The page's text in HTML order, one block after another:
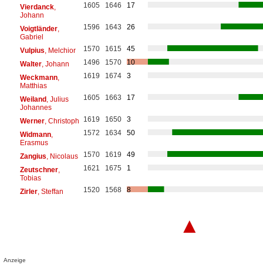
Vierdanck,
Johann
1605 1646 17
Voigtländer,
Gabriel
1596 1643 26
Vulpius , Melchior 1570 1615
45
Walter, Johann 1496 1570
10
Weckmann,
Matthias
1619 1674 3
Weiland, Julius
Johannes
1605 1663 17
Werner, Christoph 1619 1650
3
Widmann,
Erasmus
1572 1634 50
Zangius , Nicolaus 1570 1619
49
Zeutschner,
Tobias
1621 1675 1
Zirler, Steffan 1520 1568 8
▲
Anzeige